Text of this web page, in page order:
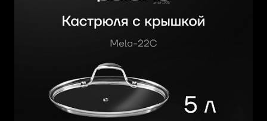
крышек могут нагреваться. Пользуйтесь прихватками.
Гарантия 30 лет на нержавеющую сталь.
ПОСМОТРЕТЬ РЕКОМЕНДАЦИИ ПО УХОДУ